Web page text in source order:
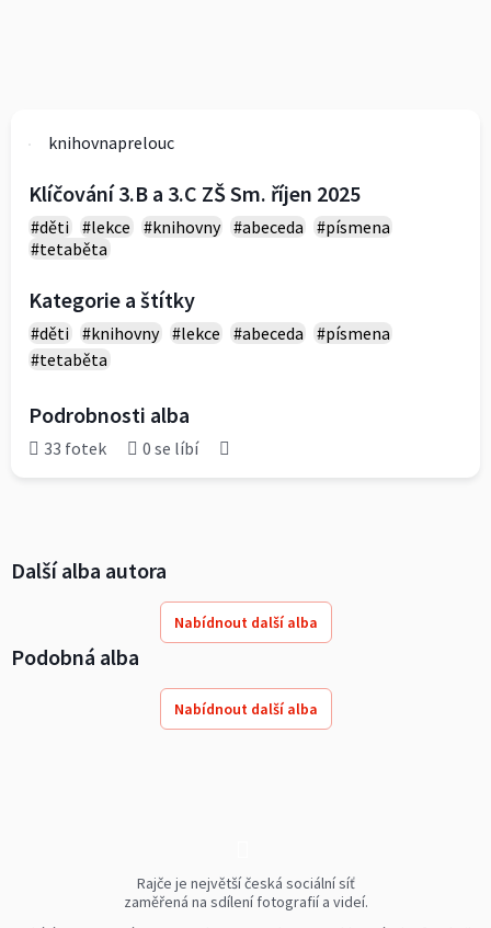
knihovnaprelouc
Klíčování 3.B a 3.C ZŠ Sm. říjen 2025
#děti #lekce #knihovny #abeceda
#písmena
#tetaběta
Kategorie a štítky
#děti #knihovny #lekce #abeceda
#písmena
#tetaběta
Podrobnosti alba
33 fotek 0 se líbí
Další alba autora
Nabídnout další alba
Podobná alba
Nabídnout další alba
Rajče je největší česká sociální síť
zaměřená na sdílení fotografií a videí.